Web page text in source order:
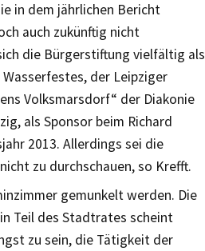
in dem jährlichen Bericht
auch zukünftig nicht
die Bürgerstiftung vielfältig als
der Leipziger
Volksmarsdorf“ der Diakonie
als Sponsor beim Richard
2013. Allerdings sei die
zu durchschauen, so Krefft.
gemunkelt werden. Die
Teil des Stadtrates scheint
zu sein, die Tätigkeit der